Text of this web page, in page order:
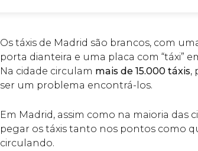
Os táxis de Madrid são brancos, com
porta dianteira e uma placa com “táxi”
Na cidade circulam mais de 15.000 táxis,
ser um problema encontrá-los.
Em Madrid, assim como na maioria das
pegar os táxis tanto nos pontos como
circulando.